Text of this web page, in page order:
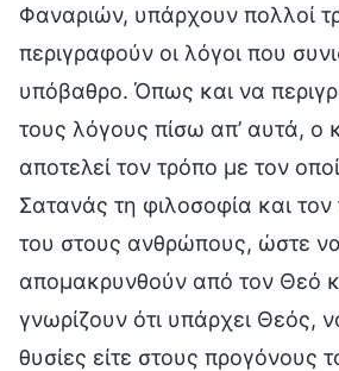
Φαναριών, υπάρχουν πολλοί
περιγραφούν οι λόγοι που
υπόβαθρο. Όπως και να
τους λόγους πίσω απ’ αυτά, ο
αποτελεί τον τρόπο με τον
Σατανάς τη φιλοσοφία και
του στους ανθρώπους, ώστε
απομακρυνθούν από τον Θεό
γνωρίζουν ότι υπάρχει Θεός,
θυσίες είτε στους προγόνους